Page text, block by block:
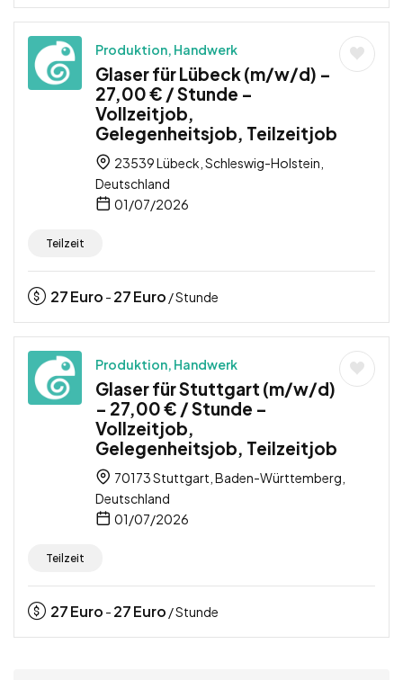
Produktion, Handwerk
Glaser für Lübeck (m/w/d) –
27,00 € / Stunde –
Vollzeitjob,
Gelegenheitsjob, Teilzeitjob
23539 Lübeck, Schleswig-Holstein,
Deutschland
01/07/2026
Teilzeit
27Euro - 27Euro / Stunde
Produktion, Handwerk
Glaser für Stuttgart (m/w/d)
– 27,00 € / Stunde –
Vollzeitjob,
Gelegenheitsjob, Teilzeitjob
70173 Stuttgart, Baden-Württemberg,
Deutschland
01/07/2026
Teilzeit
27Euro - 27Euro / Stunde